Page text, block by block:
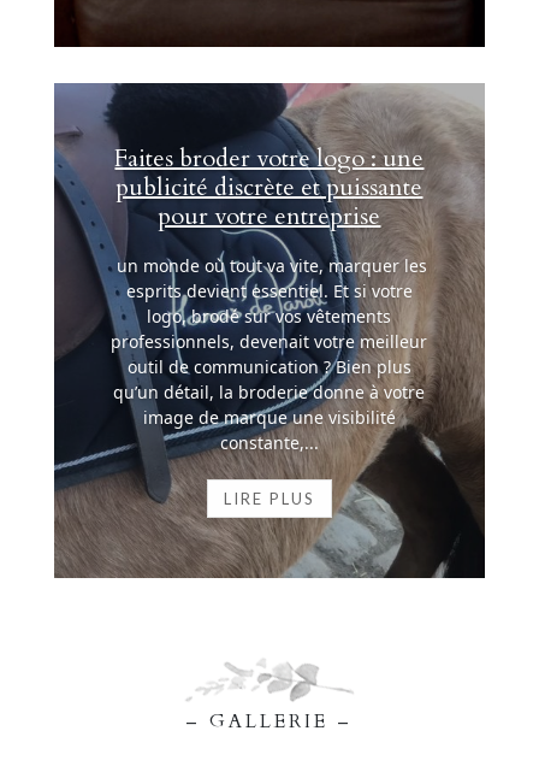
Faites broder votre logo : une
publicité discrète et puissante
pour votre entreprise
un monde où tout va vite, marquer les
esprits devient essentiel. Et si votre
logo, brodé sur vos vêtements
professionnels, devenait votre meilleur
outil de communication ? Bien plus
qu’un détail, la broderie donne à votre
image de marque une visibilité
constante,...
LIRE PLUS
– GALLERIE –